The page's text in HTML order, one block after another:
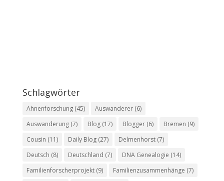
Schlagwörter
Ahnenforschung(45) Auswanderer(6)
Auswanderung(7) Blog(17) Blogger(6) Bremen (9)
Cousin (11) Daily Blog(27) Delmenhorst(7)
Deutsch (8) Deutschland (7) DNA Genealogie (14)
Familienforscherprojekt(9) Familienzusammenhänge (7)